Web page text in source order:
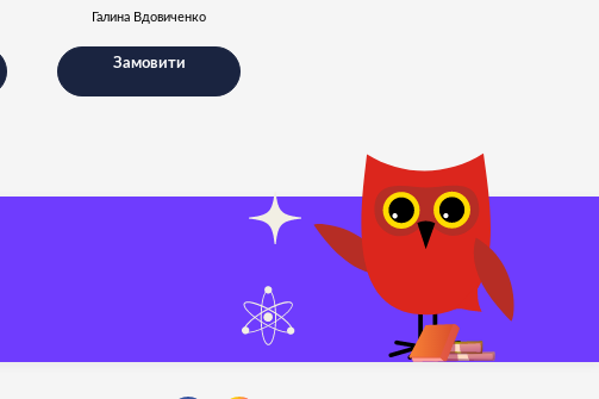
Галина Вдовиченко
Замовити